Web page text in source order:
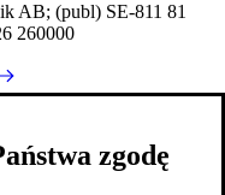
AB; (publ) SE-811 81
260000
zgodę